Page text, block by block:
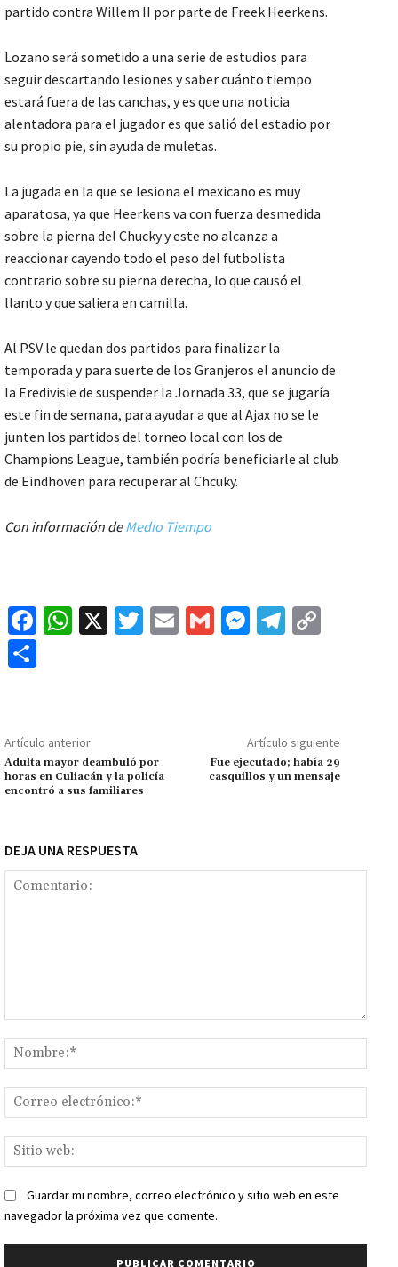
partido contra Willem II por parte de Freek Heerkens.
Lozano será sometido a una serie de estudios para
seguir descartando lesiones y saber cuánto tiempo
estará fuera de las canchas, y es que una noticia
alentadora para el jugador es que salió del estadio por
su propio pie, sin ayuda de muletas.
La jugada en la que se lesiona el mexicano es muy
aparatosa, ya que Heerkens va con fuerza desmedida
sobre la pierna del Chucky y este no alcanza a
reaccionar cayendo todo el peso del futbolista
contrario sobre su pierna derecha, lo que causó el
llanto y que saliera en camilla.
Al PSV le quedan dos partidos para finalizar la
temporada y para suerte de los Granjeros el anuncio de
la Eredivisie de suspender la Jornada 33, que se jugaría
este fin de semana, para ayudar a que al Ajax no se le
junten los partidos del torneo local con los de
Champions League, también podría beneficiarle al club
de Eindhoven para recuperar al Chcuky.
Con información deMedio Tiempo
Fa
o
k
W
p
p
X
T
E
G
M
ge
r
Te
m Li
n
k
p
ar
tir
Artículo anterior
Adulta mayor deambuló por
horas en Culiacán y la policía
encontró a sus familiares
Artículo siguiente
Fue ejecutado; había 29
casquillos y un mensaje
DEJA UNA RESPUESTA
web:
Guardar mi nombre, correo electrónico y sitio web en este
navegador la próxima vez que comente.